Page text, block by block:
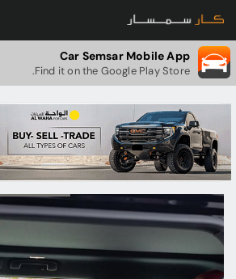
Car Semsar Mobile App
Find it on the Google Play Store.